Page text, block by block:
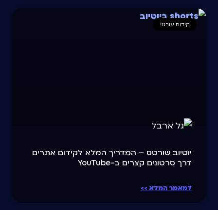
קידום אורגני
יוטיוב שורטס – המדריך המלא לקידום אתרים
דרך סרטונים קצרים ב-YouTube
למאמר המלא >>